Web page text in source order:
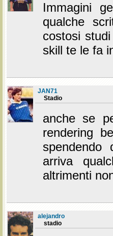
Immagini
qualche
costosi
skill te le fa
JAN71
Stadio
anche se
rendering
arriva
altrimenti
alejandro
stadio